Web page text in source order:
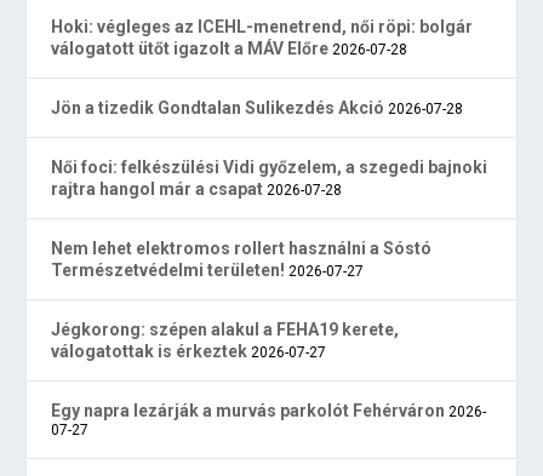
Hoki: végleges az ICEHL-menetrend, női röpi: bolgár
válogatott ütőt igazolt a MÁV Előre 2026-07-28
Jön a tizedik Gondtalan Sulikezdés Akció 2026-07-28
Női foci: felkészülési Vidi győzelem, a szegedi bajnoki
rajtra hangol már a csapat 2026-07-28
Nem lehet elektromos rollert használni a Sóstó
Természetvédelmi területen! 2026-07-27
Jégkorong: szépen alakul a FEHA19 kerete,
válogatottak is érkeztek 2026-07-27
Egy napra lezárják a murvás parkolót Fehérváron 2026-
07-27